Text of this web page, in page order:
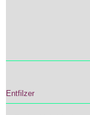
Entfilzer